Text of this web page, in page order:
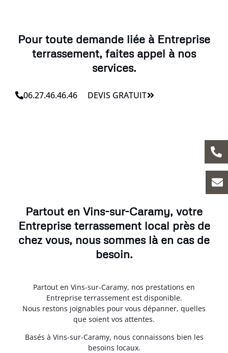
Pour toute demande liée à Entreprise
terrassement, faites appel à nos
services.
06.27.46.46.46 DEVIS GRATUIT
Partout en Vins-sur-Caramy, votre
Entreprise terrassement local près de
chez vous, nous sommes là en cas de
besoin.
Partout en Vins-sur-Caramy, nos prestations en
Entreprise terrassement est disponible.
Nous restons joignables pour vous dépanner, quelles
que soient vos attentes.
Basés à Vins-sur-Caramy, nous connaissons bien les
besoins locaux.